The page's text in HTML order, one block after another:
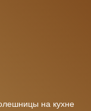
на кухне